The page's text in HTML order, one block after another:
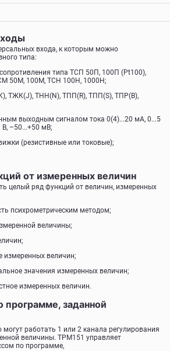
входа, к которым можно
типа:
типа ТСП 50П, 100П (Pt100),
50М, 100М, ТСН 100Н, 1000Н;
ТЖК(J), ТНН(N), ТПП(R), ТПП(S), ТПР(В),
выходным сигналом тока 0(4)...20 мА, 0...5
–50...+50 мВ;
(резистивные или токовые);
от измеренных величин
целый ряд функций от величин, измеренных
психрометрическим методом;
величины;
измеренных величин;
значения измеренных величин;
измеренных величин.
программе, заданной
работать 1 или 2 канала регулирования
величины. ТРМ151 управляет
по программе,